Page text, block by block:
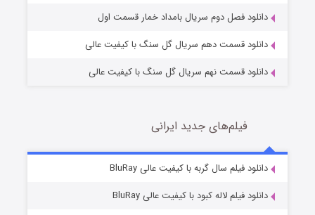
قسمت6 (زیرنویس) منتشر شد
دانلود فصل دوم سریال بامداد خمار قسمت اول
دانلود قسمت دهم سریال گل سنگ با کیفیت عالی
دانلود قسمت نهم سریال گل سنگ با کیفیت عالی
فیلم‌های جدید ایرانی
دانلود فیلم سال گربه با کیفیت عالی BluRay
دانلود فیلم لاله کبود با کیفیت عالی BluRay